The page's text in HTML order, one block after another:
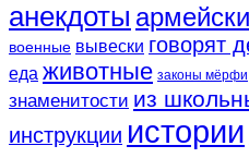
анекдоты
военные вывески говорят
еда животные законы мёрфи
знаменитости из
инструкции истории